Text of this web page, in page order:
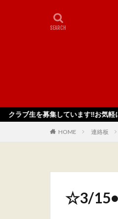
集しています‼️お気軽に練習会場へ
HOME 連絡板
☆3/